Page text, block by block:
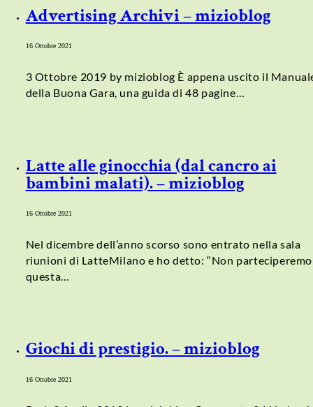
Advertising Archivi – mizioblog
16 Ottobre 2021
3 Ottobre 2019 by mizioblog È appena uscito il
della Buona Gara, una guida di 48 pagine…
Latte alle ginocchia (dal cancro ai
bambini malati). – mizioblog
16 Ottobre 2021
Nel dicembre dell’anno scorso sono entrato nella sala
riunioni di LatteMilano e ho detto: “Non
questa…
Giochi di prestigio. – mizioblog
16 Ottobre 2021